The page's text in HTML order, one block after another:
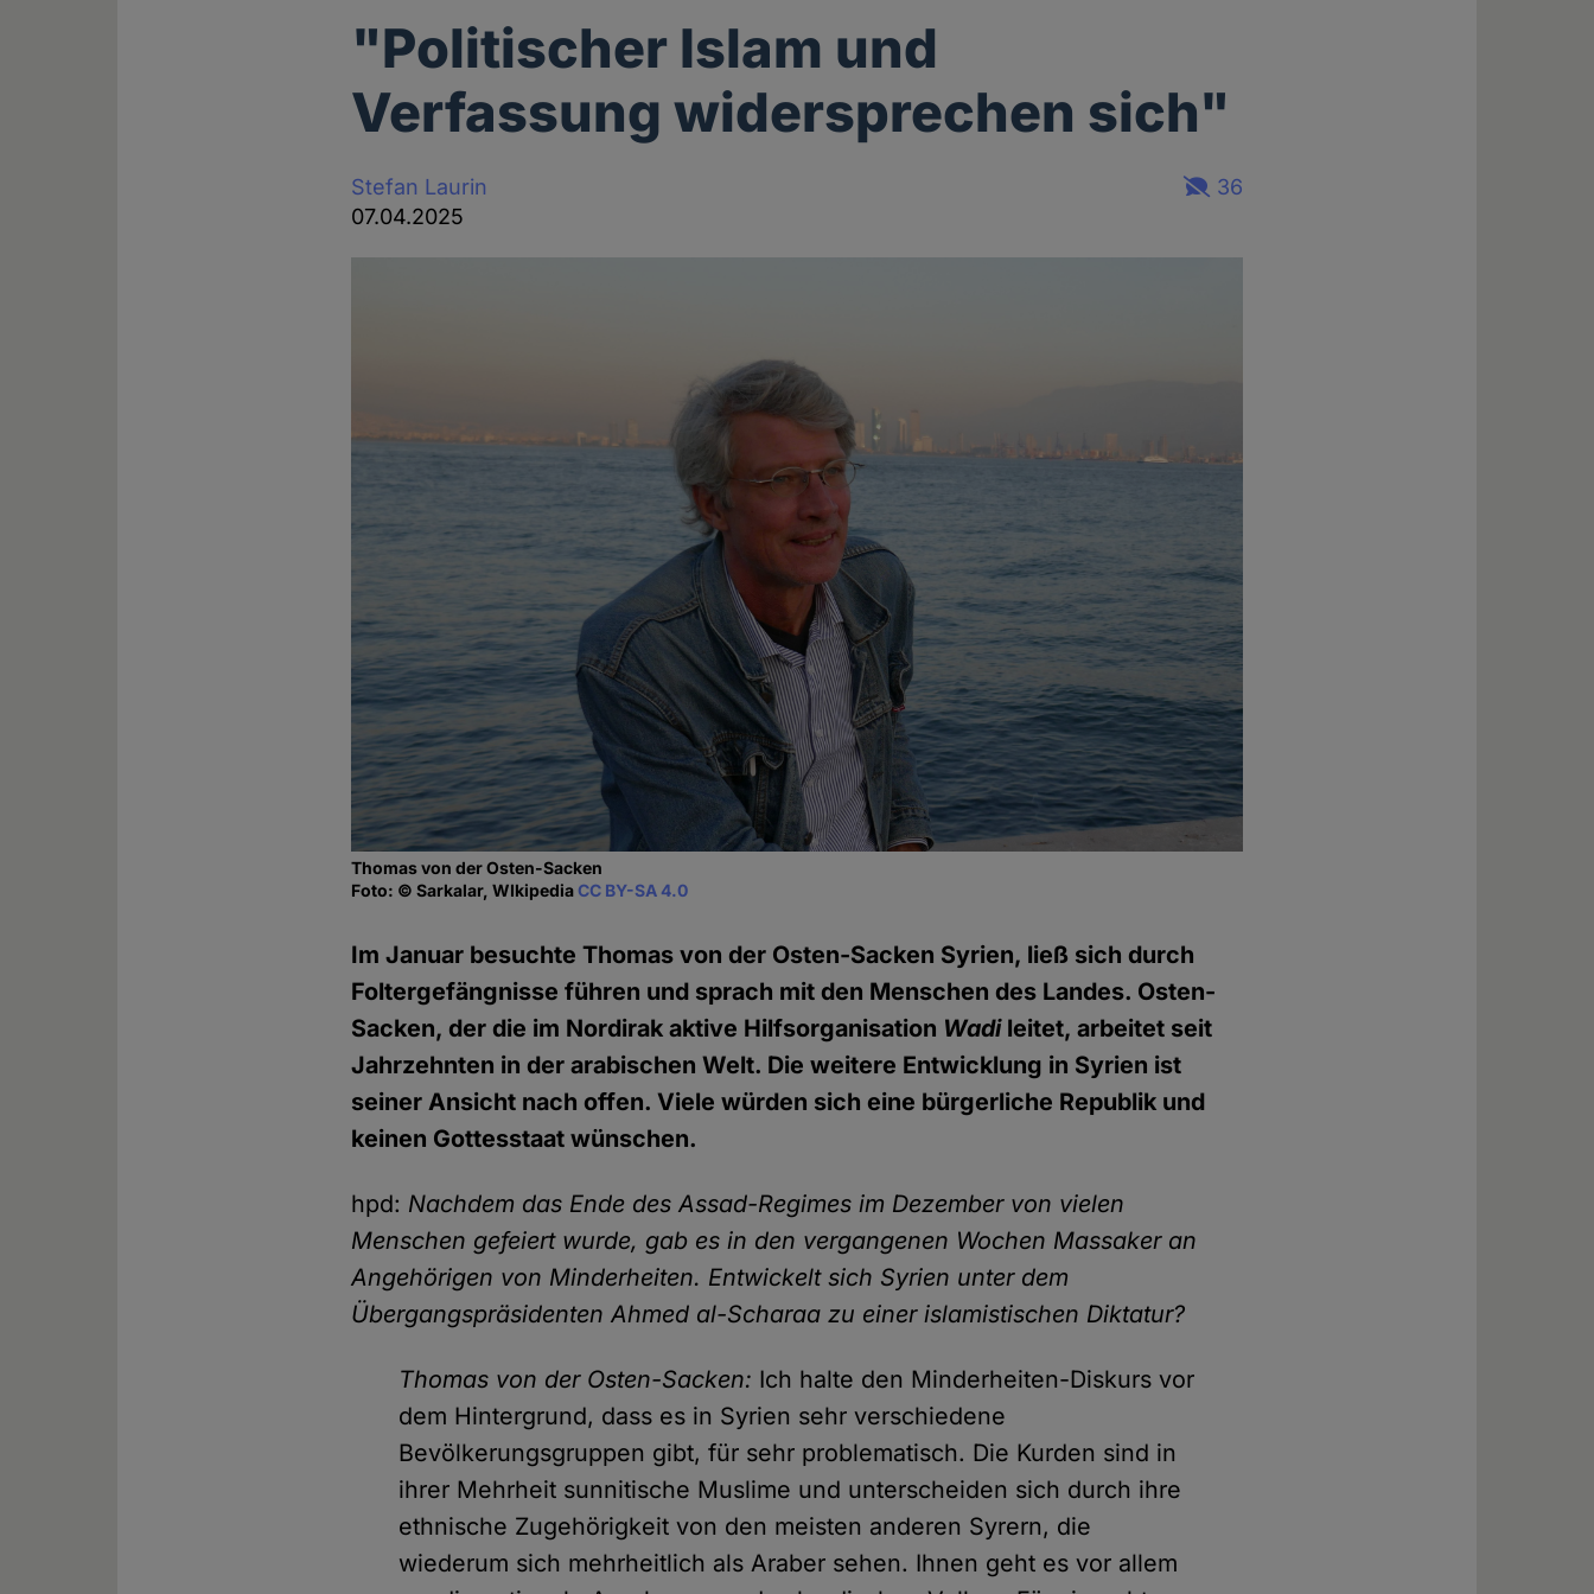
"Politischer Islam und
Verfassung widersprechen sich"
Stefan Laurin
07.04.2025
36
Thomas von der Osten-Sacken
Foto: © Sarkalar, WIkipediaCC BY-SA 4.0
Im Januar besuchte Thomas von der Osten-Sacken Syrien, ließ sich durch
Foltergefängnisse führen und sprach mit den Menschen des Landes. Osten-
Sacken, der die im Nordirak aktive Hilfsorganisation Wadileitet, arbeitet seit
Jahrzehnten in der arabischen Welt. Die weitere Entwicklung in Syrien ist
seiner Ansicht nach offen. Viele würden sich eine bürgerliche Republik und
keinen Gottesstaat wünschen.
hpd: Nachdem das Ende des Assad-Regimes im Dezember von vielen
Menschen gefeiert wurde, gab es in den vergangenen Wochen Massaker an
Angehörigen von Minderheiten. Entwickelt sich Syrien unter dem
Übergangspräsidenten Ahmed al-Scharaa zu einer islamistischen Diktatur?
Thomas von der Osten-Sacken: Ich halte den Minderheiten-Diskurs vor
dem Hintergrund, dass es in Syrien sehr verschiedene
Bevölkerungsgruppen gibt, für sehr problematisch. Die Kurden sind in
ihrer Mehrheit sunnitische Muslime und unterscheiden sich durch ihre
ethnische Zugehörigkeit von den meisten anderen Syrern, die
wiederum sich mehrheitlich als Araber sehen. Ihnen geht es vor allem